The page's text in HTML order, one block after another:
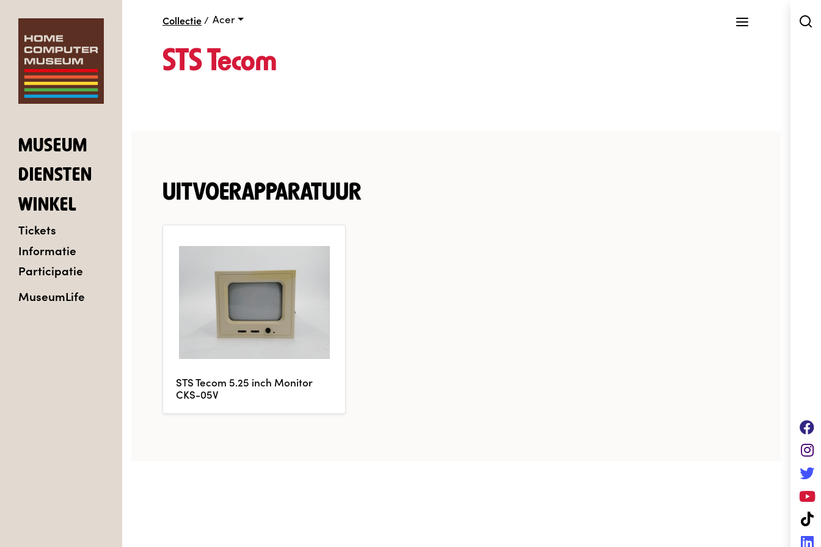
MUSEUM
DIENSTEN
WINKEL
Tickets
Informatie
Participatie
MuseumLife
Collectie / Acer
STS Tecom
UITVOERAPPARATUUR
STS Tecom 5.25 inch Monitor
CKS-05V